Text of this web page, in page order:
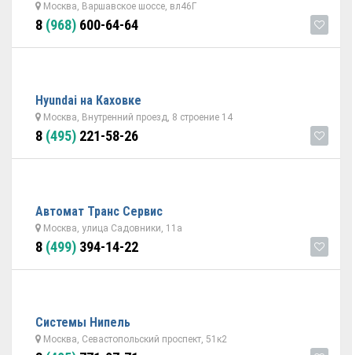
Москва, Варшавское шоссе, вл46Г
8 (968) 600-64-64
Hyundai на Каховке
Москва, Внутренний проезд, 8 строение 14
8 (495) 221-58-26
Автомат Транс Сервис
Москва, улица Садовники, 11а
8 (499) 394-14-22
Системы Нипель
Москва, Севастопольский проспект, 51к2